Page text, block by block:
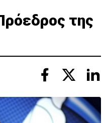
της